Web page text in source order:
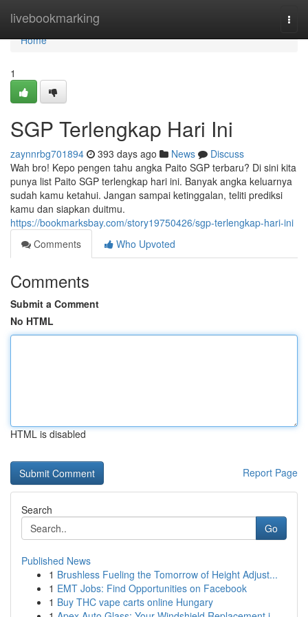
livebookmarking
Home
Home
1
SGP Terlengkap Hari Ini
zaynnrbg701894 393 days ago News
Discuss
Wah bro! Kepo pengen tahu angka Paito SGP terbaru? Di sini kita
punya list Paito SGP terlengkap hari ini. Banyak angka keluarnya
sudah kamu ketahui. Jangan sampai ketinggalan, teliti prediksi
kamu dan siapkan duitmu.
https://bookmarksbay.com/story19750426/sgp-terlengkap-hari-ini
Comments
Who Upvoted
Comments
Submit a Comment
No HTML
HTML is disabled
Report Page
Search
Go
Published News
1 Brushless Fueling the Tomorrow of Height Adjust...
1 EMT Jobs: Find Opportunities on Facebook
1 Buy THC vape carts online Hungary